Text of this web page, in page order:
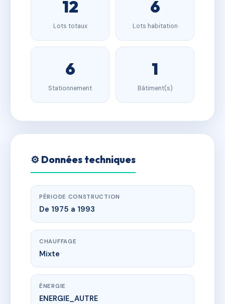
12
Lots totaux
6
Lots habitation
6
Stationnement
1
Bâtiment(s)
⚙️ Données techniques
PÉRIODE CONSTRUCTION
De 1975 a 1993
CHAUFFAGE
Mixte
ÉNERGIE
ENERGIE_AUTRE